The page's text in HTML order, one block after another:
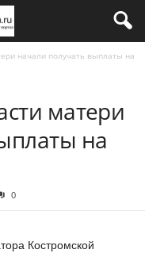
начали получать выплаты на
матери
на
0
Костромской